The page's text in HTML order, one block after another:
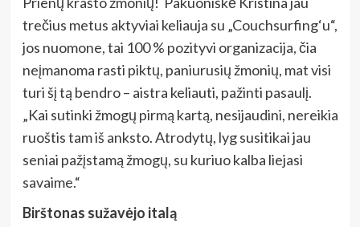
trečius metus aktyviai keliauja su „Couchsurfing‘u“,
jos nuomone, tai 100 % pozityvi organizacija, čia
neįmanoma rasti piktų, paniurusių žmonių, mat visi
turi šį tą bendro – aistra keliauti, pažinti pasaulį.
„Kai sutinki žmogų pirmą kartą, nesijaudini, nereikia
ruoštis tam iš anksto. Atrodytų, lyg susitikai jau
seniai pažįstamą žmogų, su kuriuo kalba liejasi
savaime.“
Birštonas sužavėjo italą